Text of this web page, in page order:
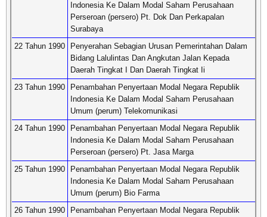
Indonesia Ke Dalam Modal Saham Perusahaan
Perseroan (persero) Pt. Dok Dan Perkapalan
Surabaya
22 Tahun 1990
Penyerahan Sebagian Urusan Pemerintahan Dalam
Bidang Lalulintas Dan Angkutan Jalan Kepada
Daerah Tingkat I Dan Daerah Tingkat Ii
23 Tahun 1990
Penambahan Penyertaan Modal Negara Republik
Indonesia Ke Dalam Modal Saham Perusahaan
Umum (perum) Telekomunikasi
24 Tahun 1990
Penambahan Penyertaan Modal Negara Republik
Indonesia Ke Dalam Modal Saham Perusahaan
Perseroan (persero) Pt. Jasa Marga
25 Tahun 1990
Penambahan Penyertaan Modal Negara Republik
Indonesia Ke Dalam Modal Saham Perusahaan
Umum (perum) Bio Farma
26 Tahun 1990
Penambahan Penyertaan Modal Negara Republik